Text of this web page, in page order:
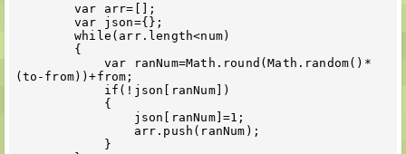
        var arr=[];
        var json={};
        while(arr.length<num)
(to-from))+from;